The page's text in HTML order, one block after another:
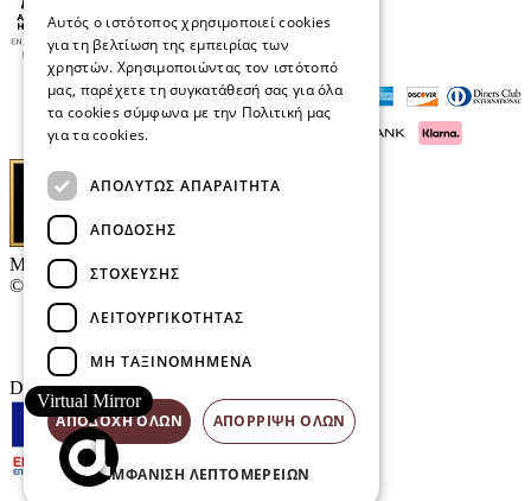
Μαρκάκης Οπτικά
© 2026
Επικοινωνία
E-Volution Awards
Designed & developed by
Virtual Mirror
Αυτός ο ιστότοπος χρησιμοποιεί cookies
για τη βελτίωση της εμπειρίας των
χρηστών. Χρησιμοποιώντας τον ιστότοπό
μας, παρέχετε τη συγκατάθεσή σας για όλα
τα cookies σύμφωνα με την Πολιτική μας
για τα cookies.
ΑΠΟΛΎΤΩΣ ΑΠΑΡΑΊΤΗΤΑ
ΑΠΌΔΟΣΗΣ
ΣΤΌΧΕΥΣΗΣ
ΛΕΙΤΟΥΡΓΙΚΌΤΗΤΑΣ
ΜΗ ΤΑΞΙΝΟΜΗΜΈΝΑ
ΑΠΟΔΟΧΉ ΌΛΩΝ ΑΠΌΡΡΙΨΗ ΌΛΩΝ
ΕΜΦΆΝΙΣΗ ΛΕΠΤΟΜΕΡΕΙΏΝ